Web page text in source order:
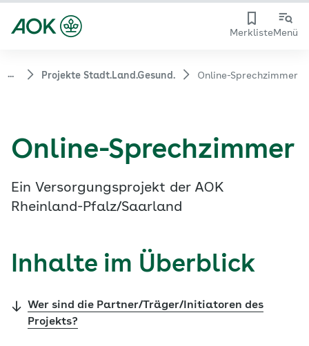
MerklisteMenü
... Projekte Stadt.Land.Gesund. Online-Sprechzimmer
Online-Sprechzimmer
Ein Versorgungsprojekt der AOK
Rheinland-Pfalz/Saarland
Inhalte im Überblick
Wer sind die Partner/Träger/Initiatoren des
Projekts?